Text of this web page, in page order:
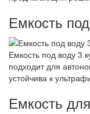
Емкость
Емкость под воду 3
подходит для
устойчива к
Емкость